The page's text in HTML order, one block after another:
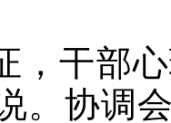
，干部
。协调